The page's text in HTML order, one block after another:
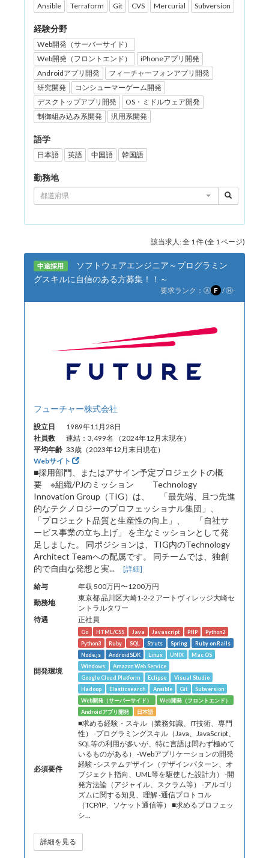
Ansible
Terraform Git CVS Mercurial Subversion
経験分野
Web開発（サーバーサイド）
Web開発（フロントエンド）
iPhoneアプリ開発
Androidアプリ開発
フィーチャーフォンアプリ開発
研究開発
コンシューマーゲーム開発
デスクトップアプリ開発
OS・ミドルウェア開発
制御組み込み系開発
汎用系開発
語学
日本語 英語 中国語 韓国語
勤務地
都道府県
該当求人: 全 1 件 (全 1 ページ)
中途採用
ソフトウェアエンジニア～プログラミン
グスキルに自信のある方募集！！～
要求ランク： Ⓐ F /Ⓗ-
フューチャー株式会社
設立日
1989年11月28日
社員数
連結：3,499名 （2024年12月末現在）
平均年齢 33歳（2023年12月末日現在）
Webサイト
■採用部門、またはアサイン予定プロジェクトの概
要 ※組織/PJのミッション Technology
Innovation Group（TIG）は、 「最先端、且つ先進
的なテクノロジーのプロフェッショナル集団」、
「プロジェクト品質と生産性の向上」、 「自社サ
ービス事業の立ち上げ」 を主なミッションとして発
足しました。 同ポジションは、TIG内のTechnology
Architect Teamへの配属です。 同チームでは、独創
的で自由な発想と実... [詳細]
給与
年収 500万円〜1200万円
勤務地
東京都 ​品川区大崎1-2-2​ アートヴィレッジ大崎セ
ントラルタワー
待遇
正社員
開発環境
Go HTML/CSS Java Javascript PHP
Python2
Python3
Ruby SQL Struts Spring
Ruby on Rails
Node.js
AndroidSDK Linux UNIX
Mac OS
Windows
Amazon Web Service
Google Cloud Platform
Eclipse
Visual Studio
Hadoop
Elasticsearch Ansible Git
Subversion
Web開発（サーバーサイド）
Web開発（フロントエンド）
Androidアプリ開発
日本語
必須要件
■求める経験・スキル（業務知識、IT技術、専門
性） -プログラミングスキル（Java、JavaScript、
SQL等の利用が多いが、特に言語は問わず極めて
いるものがある） -Webアプリケーションの開発
経験 -システムデザイン（デザインパターン、オ
ブジェクト指向、UML等を駆使した設計力） -開
発方法論（アジャイル、スクラム等） -アルゴリ
ズムに関する知見、理解 -通信プロトコル
（TCP/IP、ソケット通信等） ■求めるプロフェッ
シ...
詳細を見る